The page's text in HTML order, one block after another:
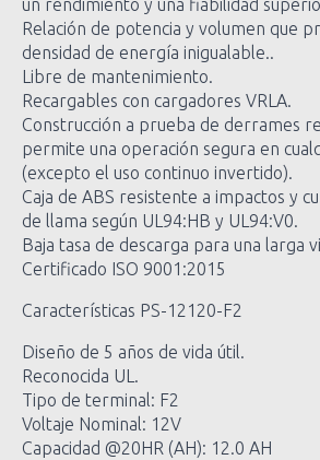
Relación de potencia y volumen que
densidad de energía inigualable..
Libre de mantenimiento.
Recargables con cargadores VRLA.
Construcción a prueba de derrames
permite una operación segura en
(excepto el uso continuo invertido).
Caja de ABS resistente a impactos y
de llama según UL94:HB y UL94:V0.
Baja tasa de descarga para una larga
Certificado ISO 9001:2015
Características PS-12120-F2
Diseño de 5 años de vida útil.
Reconocida UL.
Tipo de terminal: F2
Voltaje Nominal: 12V
Capacidad @20HR (AH): 12.0 AH